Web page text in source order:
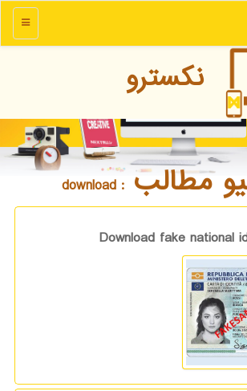
منو
نكسترو
مطالب : download
Download fake national